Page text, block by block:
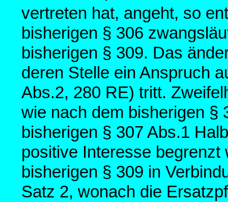
vertreten hat, angeht, so
bisherigen § 306
bisherigen § 309. Das
deren Stelle ein Anspruch
Abs.2, 280 RE) tritt.
wie nach dem bisherigen §
bisherigen § 307 Abs.1
positive Interesse
bisherigen § 309 in
Satz 2, wonach die